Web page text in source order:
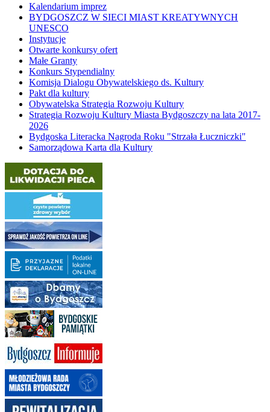
Kalendarium imprez
BYDGOSZCZ W SIECI MIAST KREATYWNYCH
UNESCO
Instytucje
Otwarte konkursy ofert
Małe Granty
Konkurs Stypendialny
Komisja Dialogu Obywatelskiego ds. Kultury
Pakt dla kultury
Obywatelska Strategia Rozwoju Kultury
Strategia Rozwoju Kultury Miasta Bydgoszczy na lata 2017-
2026
Bydgoska Literacka Nagroda Roku "Strzała Łuczniczki"
Samorządowa Karta dla Kultury